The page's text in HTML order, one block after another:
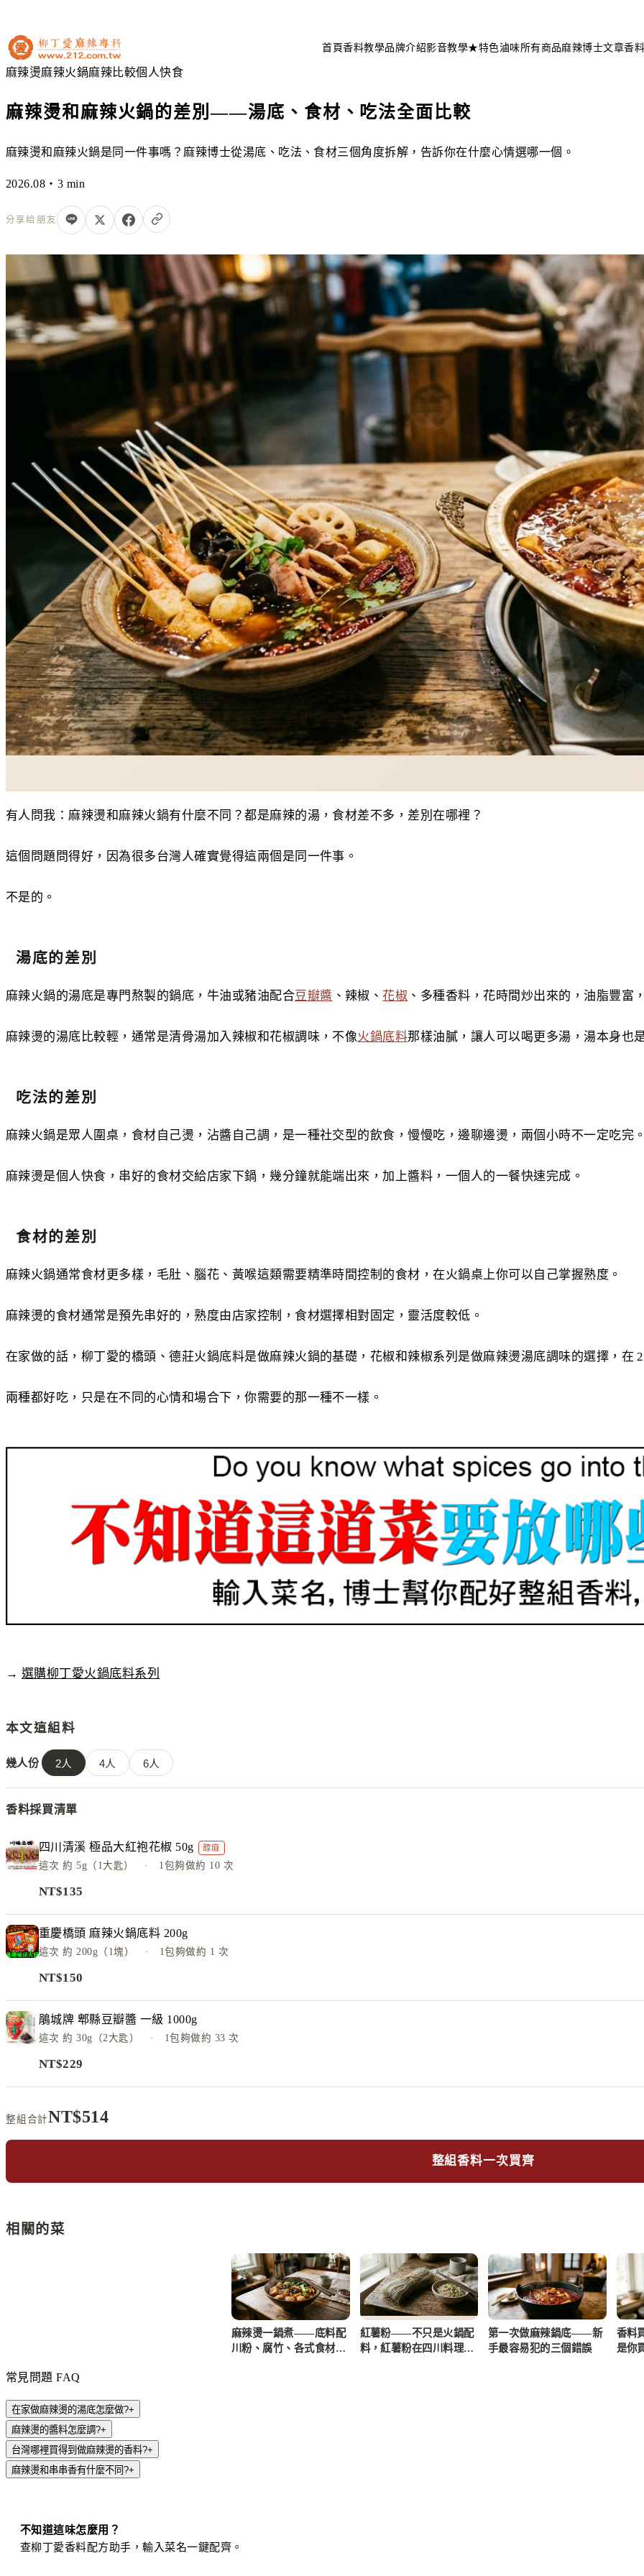
首頁香料教學品牌介紹影音教學★特色滷味所有商品麻辣博士文章香
麻辣燙麻辣火鍋麻辣比較個人快食
麻辣燙和麻辣火鍋的差別——湯底、食材、吃法全面比較
麻辣燙和麻辣火鍋是同一件事嗎？麻辣博士從湯底、吃法、食材三個角度拆解，告訴你在什麼心情選哪一個。
2026.08・3 min
分享給朋友
有人問我：麻辣燙和麻辣火鍋有什麼不同？都是麻辣的湯，食材差不多，差別在哪裡？
這個問題問得好，因為很多台灣人確實覺得這兩個是同一件事。
不是的。
湯底的差別
麻辣火鍋的湯底是專門熬製的鍋底，牛油或豬油配合豆瓣醬 、辣椒、花椒 、多種香料，花時間炒出來的，油脂豐富
麻辣燙的湯底比較輕，通常是清骨湯加入辣椒和花椒調味，不像火鍋底料那樣油膩，讓人可以喝更多湯，湯本身也
吃法的差別
麻辣火鍋是眾人圍桌，食材自己燙，沾醬自己調，是一種社交型的飲食，慢慢吃，邊聊邊燙，兩個小時不一定吃完
麻辣燙是個人快食，串好的食材交給店家下鍋，幾分鐘就能端出來，加上醬料，一個人的一餐快速完成。
食材的差別
麻辣火鍋通常食材更多樣，毛肚、腦花、黃喉這類需要精準時間控制的食材，在火鍋桌上你可以自己掌握熟度。
麻辣燙的食材通常是預先串好的，熟度由店家控制，食材選擇相對固定，靈活度較低。
在家做的話，柳丁愛的橋頭、德莊火鍋底料是做麻辣火鍋的基礎，花椒和辣椒系列是做麻辣燙湯底調味的選擇，在
兩種都好吃，只是在不同的心情和場合下，你需要的那一種不一樣。
→ 選購柳丁愛火鍋底料系列
本文這組料
幾人份 2人 4人 6人
香料採買清單
四川清溪 極品大紅袍花椒 50g 醇麻
這次約 5g（1大匙） · 1包夠做約 10 次
NT$135
重慶橋頭 麻辣火鍋底料 200g
這次約 200g（1塊） · 1包夠做約 1 次
NT$150
鵑城牌 郫縣豆瓣醬 一級 1000g
這次約 30g（2大匙） · 1包夠做約 33 次
NT$229
整組合計NT$514
整組香料一次買齊
相關的菜
麻辣燙一鍋煮——底料配
川粉、腐竹、各式食材的
紅薯粉——不只是火鍋配
料，紅薯粉在四川料理裡
第一次做麻辣鍋底——新
手最容易犯的三個錯誤
香料
是你
常見問題 FAQ
在家做麻辣燙的湯底怎麼做?+
麻辣燙的醬料怎麼調?+
台灣哪裡買得到做麻辣燙的香料?+
麻辣燙和串串香有什麼不同?+
不知道這味怎麼用？
查柳丁愛香料配方助手，輸入菜名一鍵配齊。